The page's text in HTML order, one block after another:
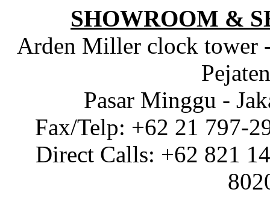
SHOWROOM &
Arden Miller clock tower
Pasar Minggu -
Fax/Telp: +62 21 797-
Direct Calls: +62 821